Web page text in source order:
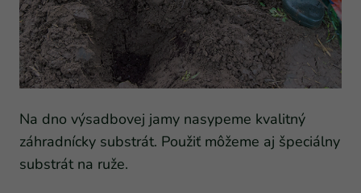
Na dno výsadbovej jamy nasypeme kvalitný
záhradnícky substrát. Použiť môžeme aj špeciálny
substrát na ruže.